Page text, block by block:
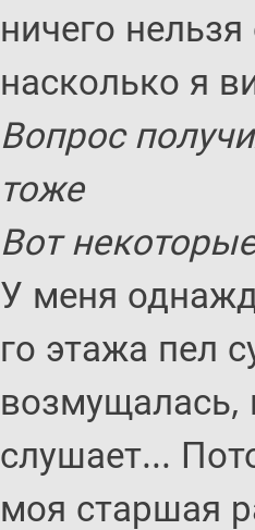
ничего
насколько я
Вопрос
тоже
Вот
У меня
го этажа пел
возмущалась,
слушает...
моя старшая